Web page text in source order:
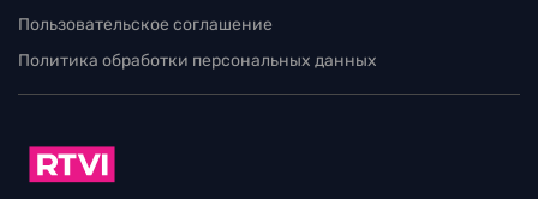
Пользовательское соглашение
Политика обработки персональных данных